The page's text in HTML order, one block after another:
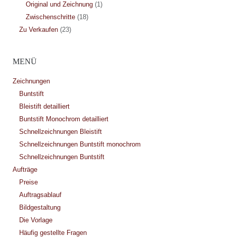
Original und Zeichnung(1)
Zwischenschritte(18)
Zu Verkaufen(23)
MENÜ
Zeichnungen
Buntstift
Bleistift detailliert
Buntstift Monochrom detailliert
Schnellzeichnungen Bleistift
Schnellzeichnungen Buntstift monochrom
Schnellzeichnungen Buntstift
Aufträge
Preise
Auftragsablauf
Bildgestaltung
Die Vorlage
Häufig gestellte Fragen